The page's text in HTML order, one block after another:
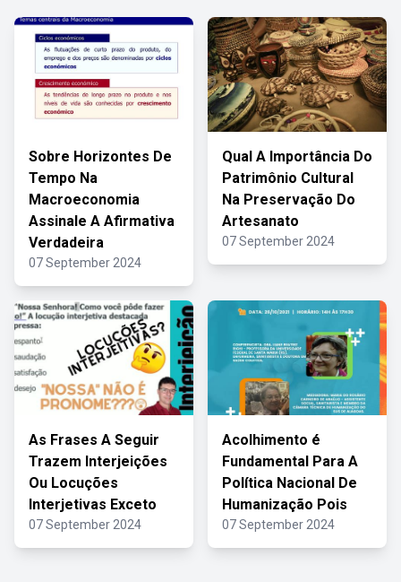
Sobre Horizontes De
Tempo Na
Macroeconomia
Assinale A Afirmativa
Verdadeira
07 September 2024
Qual A Importância Do
Patrimônio Cultural
Na Preservação Do
Artesanato
07 September 2024
As Frases A Seguir
Trazem Interjeições
Ou Locuções
Interjetivas Exceto
07 September 2024
Acolhimento é
Fundamental Para A
Política Nacional De
Humanização Pois
07 September 2024